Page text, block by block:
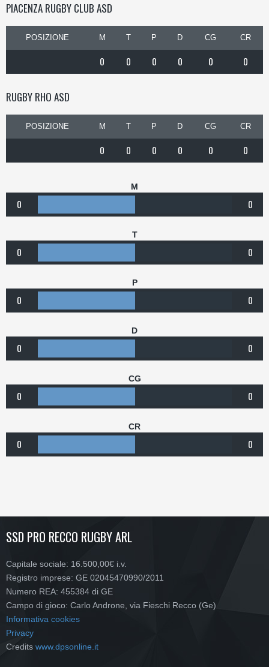
PIACENZA RUGBY CLUB ASD
POSIZIONE M T P D CG CR
0 0 0 0 0 0
RUGBY RHO ASD
POSIZIONE M T P D CG CR
0 0 0 0 0 0
M
0 0
T
0 0
P
0 0
D
0 0
CG
0 0
CR
0 0
SSD PRO RECCO RUGBY ARL
Capitale sociale: 16.500,00€ i.v.
Registro imprese: GE 02045470990/2011
Numero REA: 455384 di GE
Campo di gioco: Carlo Androne, via Fieschi Recco (Ge)
Informativa cookies
Privacy
Credits www.dpsonline.it